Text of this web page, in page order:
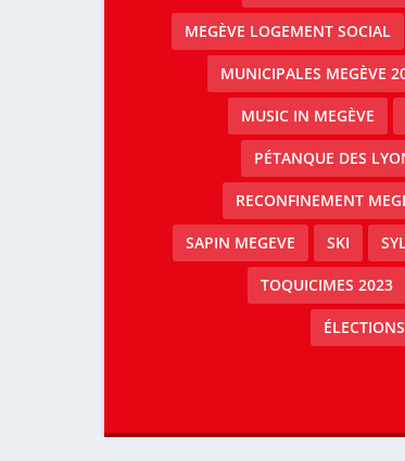
MEGÈVE LOGEMENT SOCIAL
MUNICIPALES MEGÈVE
MUSIC IN MEGÈVE
PÉTANQUE DES
RECONFINEMENT
SAPIN MEGEVE SKI
TOQUICIMES 2023